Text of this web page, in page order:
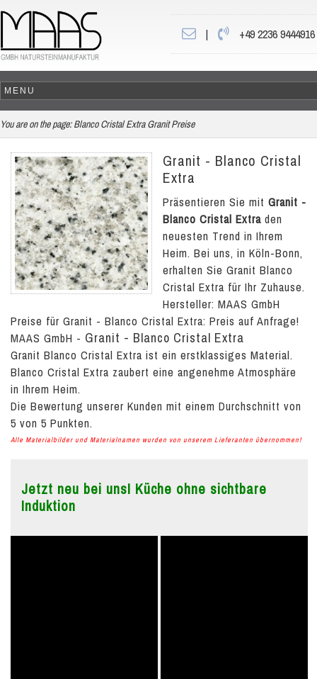
| +49 2236 9444916
You are on the page: Blanco Cristal Extra Granit Preise
Granit - Blanco Cristal
Extra
Präsentieren Sie mit Granit -
Blanco Cristal Extra den
neuesten Trend in Ihrem
Heim. Bei uns, in Köln-Bonn,
erhalten Sie Granit Blanco
Cristal Extra für Ihr Zuhause.
Hersteller: MAAS GmbH
Preise für Granit - Blanco Cristal Extra: Preis auf Anfrage!
MAAS GmbH - Granit - Blanco Cristal Extra
Granit Blanco Cristal Extra ist ein erstklassiges Material.
Blanco Cristal Extra zaubert eine angenehme Atmosphäre
in Ihrem Heim.
Die Bewertung unserer Kunden mit einem Durchschnitt von
5 von 5 Punkten.
Alle Materialbilder und Materialnamen wurden von unserem Lieferanten übernommen!
Jetzt neu bei uns! Küche ohne sichtbare
Induktion